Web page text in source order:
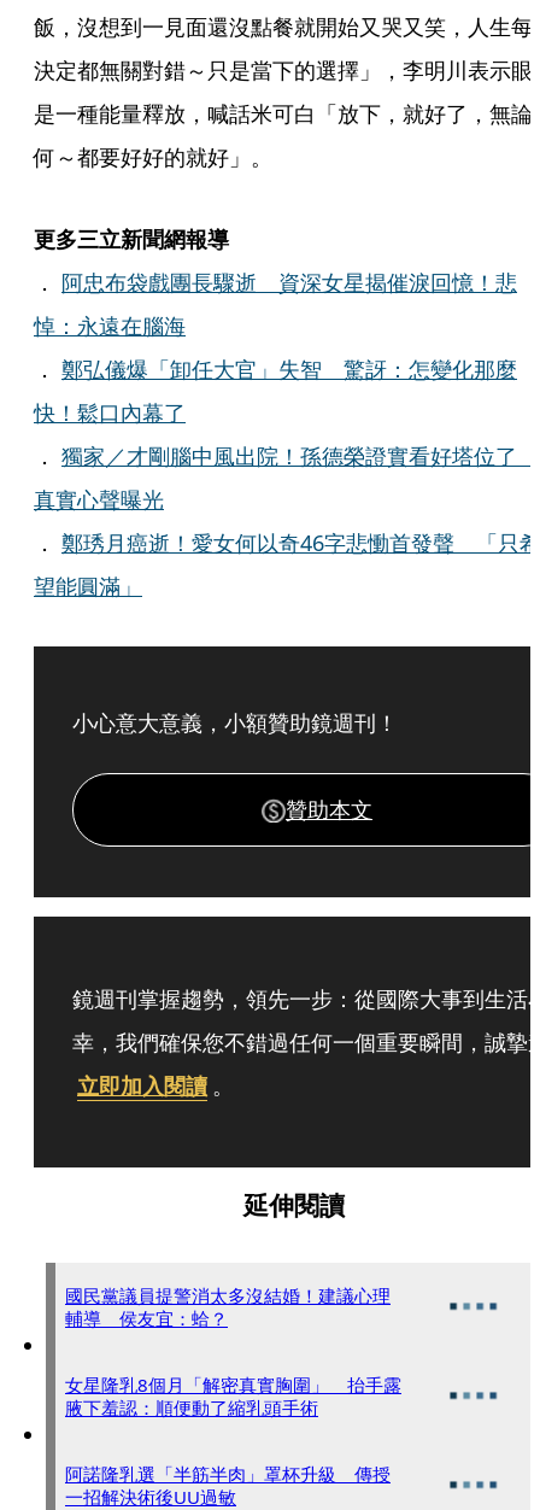
飯，沒想到一見面還沒點餐就開始又哭又笑，人生每
決定都無關對錯～只是當下的選擇」，李明川表示眼
是一種能量釋放，喊話米可白「放下，就好了，無論
何～都要好好的就好」。
更多三立新聞網報導
． 阿忠布袋戲團長驟逝 資深女星揭催淚回憶！悲
悼：永遠在腦海
． 鄭弘儀爆「卸任大官」失智 驚訝：怎變化那麼
快！鬆口內幕了
． 獨家／才剛腦中風出院！孫德榮證實看好塔位了
真實心聲曝光
． 鄭琇月癌逝！愛女何以奇46字悲慟首發聲 「只希
望能圓滿」
小心意大意義，小額贊助鏡週刊！
贊助本文
鏡週刊掌握趨勢，領先一步：從國際大事到生活
幸，我們確保您不錯過任何一個重要瞬間，誠摯
立即加入閱讀 。
延伸閱讀
國民黨議員提警消太多沒結婚！建議心理
輔導 侯友宜：蛤？
女星隆乳8個月「解密真實胸圍」 抬手露
腋下羞認：順便動了縮乳頭手術
阿諾隆乳選「半筋半肉」罩杯升級 傳授
一招解決術後UU過敏